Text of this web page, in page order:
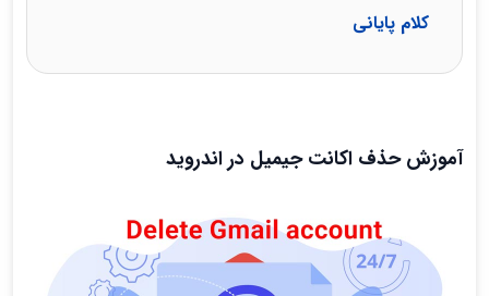
کلام پایانی
آموزش حذف اکانت جیمیل در اندروید